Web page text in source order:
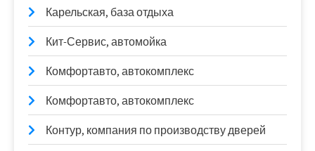
Карельская, база отдыха
Кит-Сервис, автомойка
Комфортавто, автокомплекс
Комфортавто, автокомплекс
Контур, компания по производству дверей